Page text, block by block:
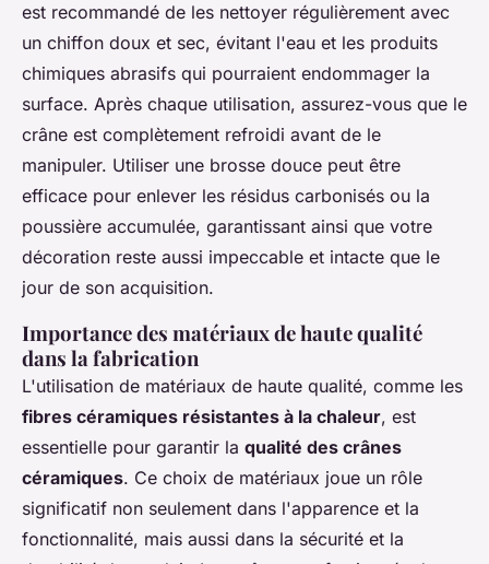
est recommandé de les nettoyer régulièrement avec
un chiffon doux et sec, évitant l'eau et les produits
chimiques abrasifs qui pourraient endommager la
surface. Après chaque utilisation, assurez-vous que le
crâne est complètement refroidi avant de le
manipuler. Utiliser une brosse douce peut être
efficace pour enlever les résidus carbonisés ou la
poussière accumulée, garantissant ainsi que votre
décoration reste aussi impeccable et intacte que le
jour de son acquisition.
Importance des matériaux de haute qualité
dans la fabrication
L'utilisation de matériaux de haute qualité, comme les
fibres céramiques résistantes à la chaleur, est
essentielle pour garantir la qualité des crânes
céramiques. Ce choix de matériaux joue un rôle
significatif non seulement dans l'apparence et la
fonctionnalité, mais aussi dans la sécurité et la